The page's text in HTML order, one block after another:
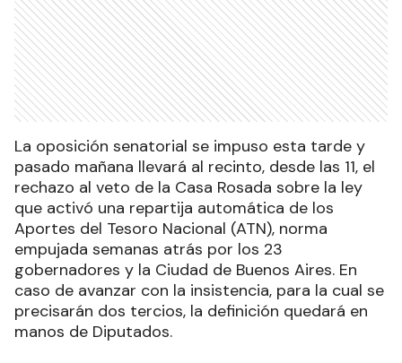
La oposición senatorial se impuso esta tarde y
pasado mañana llevará al recinto, desde las 11, el
rechazo al veto de la Casa Rosada sobre la ley
que activó una repartija automática de los
Aportes del Tesoro Nacional (ATN), norma
empujada semanas atrás por los 23
gobernadores y la Ciudad de Buenos Aires. En
caso de avanzar con la insistencia, para la cual se
precisarán dos tercios, la definición quedará en
manos de Diputados.